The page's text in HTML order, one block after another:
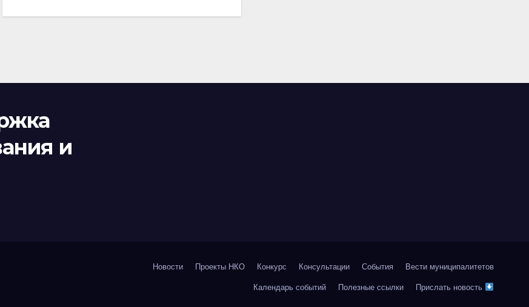
и
Новости Проекты НКО Конкурс Консультации События Вести муниципалитетов
Календарь событий Полезные ссылки Прислать новость